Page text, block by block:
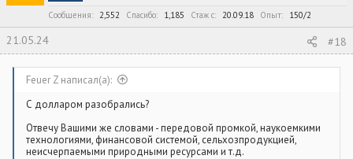
Сообщения
2,552 Спасибо 1,185 Стаж c 20.09.18 Опыт 150/2
21.05.24 #18
Feuer Z написал(а):
С долларом разобрались?
Отвечу Вашими же словами - передовой промкой, наукоемкими
технологиями, финансовой системой, сельхозпродукцией,
неисчерпаемыми природными ресурсами и т.д.